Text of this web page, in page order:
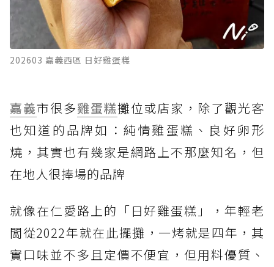
202603 嘉義西區 日好雞蛋糕
嘉義市很多雞蛋糕攤位或店家，除了觀光客
也知道的品牌如：純情雞蛋糕、良好卵形
燒，其實也有幾家是網路上不那麼知名，但
在地人很捧場的品牌
就像在仁愛路上的「日好雞蛋糕」，年輕老
闆從2022年就在此擺攤，一烤就是四年，其
實口味並不多且定價不便宜，但用料優質、